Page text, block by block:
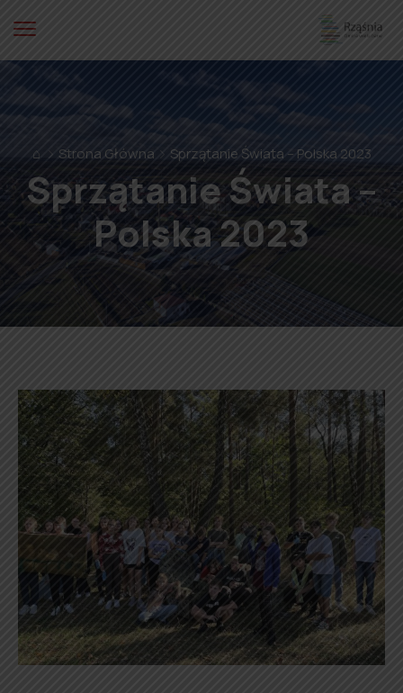
⌂ Strona Główna Sprzątanie Świata – Polska 2023
Sprzątanie Świata –
Polska 2023